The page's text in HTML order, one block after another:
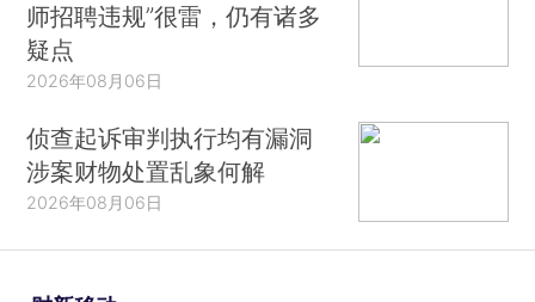
师招聘违规”很雷，仍有诸多
疑点
2026年08月06日
侦查起诉审判执行均有漏洞
涉案财物处置乱象何解
2026年08月06日